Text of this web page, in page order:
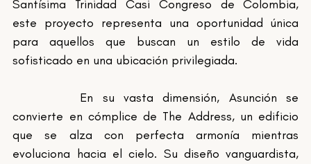
Santísima Trinidad Casi Congreso de Colombia,
este proyecto representa una oportunidad única
para aquellos que buscan un estilo de vida
sofisticado en una ubicación privilegiada.
convierte en cómplice de The Address, un edificio
que se alza con perfecta armonía mientras
evoluciona hacia el cielo. Su diseño vanguardista,